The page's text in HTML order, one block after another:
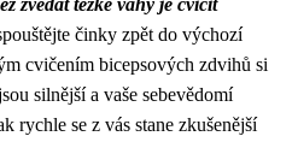
činky zpět do výchozí
cvičením bicepsových zdvihů si
silnější a vaše sebevědomí
rychle se z vás stane zkušenější